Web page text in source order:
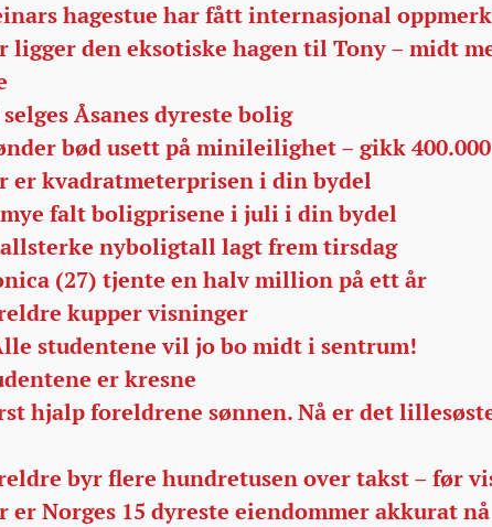
hagestue har fått internasjonal
ligger den eksotiske hagen til Tony – midt
selges Åsanes dyreste bolig
bød usett på minileilighet – gikk
er kvadratmeterprisen i din bydel
mye falt boligprisene i juli i din bydel
nyboligtall lagt frem tirsdag
(27) tjente en halv million på ett år
kupper visninger
studentene vil jo bo midt i sentrum!
er kresne
hjalp foreldrene sønnen. Nå er det
byr flere hundretusen over takst – før
er Norges 15 dyreste eiendommer akkurat nå